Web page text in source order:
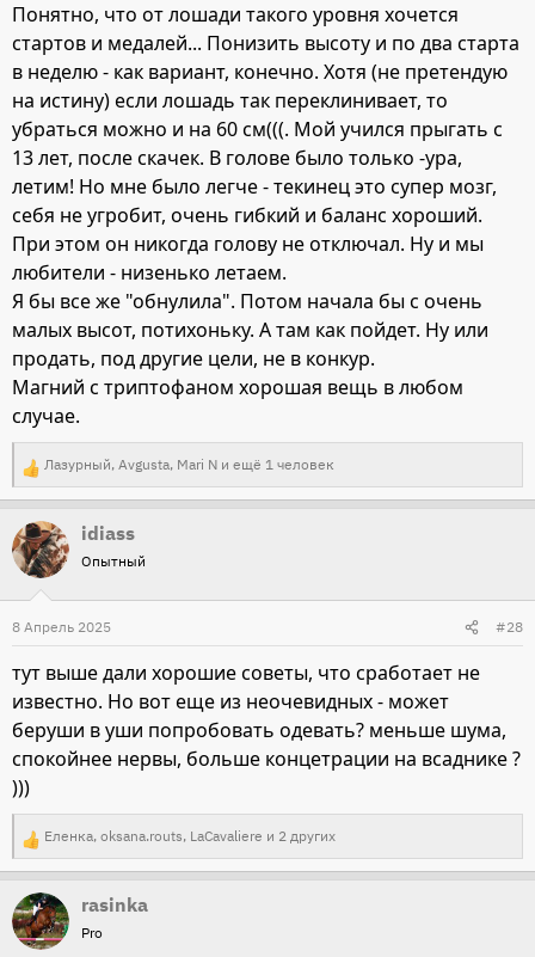
Понятно, что от лошади такого уровня хочется
стартов и медалей... Понизить высоту и по два старта
в неделю - как вариант, конечно. Хотя (не претендую
на истину) если лошадь так переклинивает, то
убраться можно и на 60 см(((. Мой учился прыгать с
13 лет, после скачек. В голове было только -ура,
летим! Но мне было легче - текинец это супер мозг,
себя не угробит, очень гибкий и баланс хороший.
При этом он никогда голову не отключал. Ну и мы
любители - низенько летаем.
Я бы все же "обнулила". Потом начала бы с очень
малых высот, потихоньку. А там как пойдет. Ну или
продать, под другие цели, не в конкур.
Магний с триптофаном хорошая вещь в любом
случае.
Р
е
а
к
и
и
:
Лазурный, Avgusta, Mari N и ещё 1 человек
idiass
Опытный
8 Апрель 2025 #28
тут выше дали хорошие советы, что сработает не
известно. Но вот еще из неочевидных - может
беруши в уши попробовать одевать? меньше шума,
спокойнее нервы, больше концетрации на всаднике ?
)))
Р
е
а
к
Еленка, oksana.routs, LaCavaliere и 2 других
rasinka
Pro